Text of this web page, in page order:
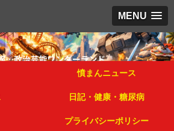
MENU
憤まんニュース
日記・健康・糖尿病
プライバシーポリシー